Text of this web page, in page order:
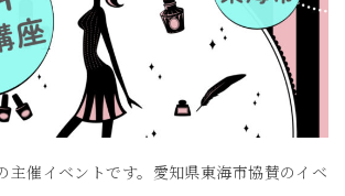
主催イベントです。愛知県東海市協賛のイベ